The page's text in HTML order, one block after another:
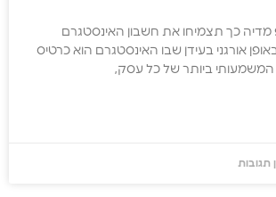
כך תצמיחו את חשבון האינסטגרם
אורגני בעידן שבו האינסטגרם הוא כרטיס
המשמעותי ביותר של כל עסק,
תגובות